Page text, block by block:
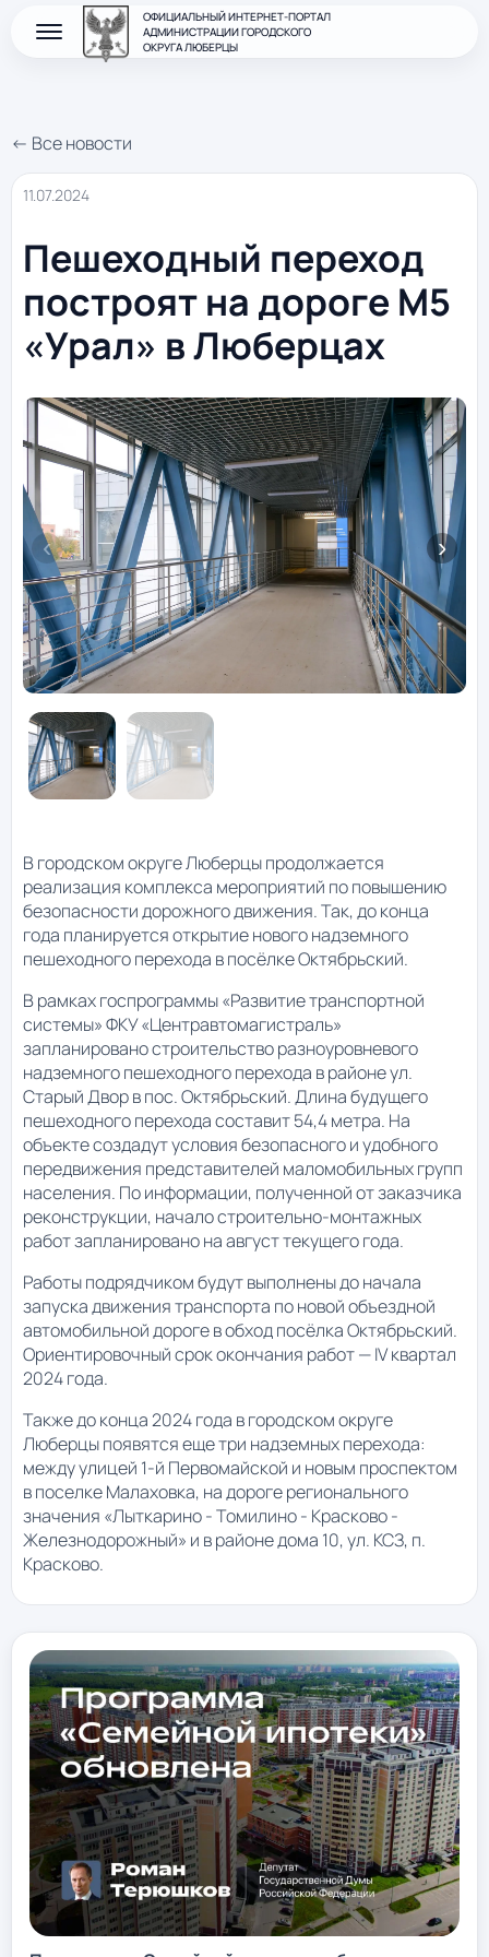
ОФИЦИАЛЬНЫЙ ИНТЕРНЕТ-ПОРТАЛ
АДМИНИСТРАЦИИ ГОРОДСКОГО
ОКРУГА ЛЮБЕРЦЫ
← Все новости
11.07.2024
Пешеходный переход
построят на дороге М5
«Урал» в Люберцах
В городском округе Люберцы продолжается
реализация комплекса мероприятий по повышению
безопасности дорожного движения. Так, до конца
года планируется открытие нового надземного
пешеходного перехода в посёлке Октябрьский.
В рамках госпрограммы «Развитие транспортной
системы» ФКУ «Центравтомагистраль»
запланировано строительство разноуровневого
надземного пешеходного перехода в районе ул.
Старый Двор в пос. Октябрьский. Длина будущего
пешеходного перехода составит 54,4 метра. На
объекте создадут условия безопасного и удобного
передвижения представителей маломобильных групп
населения. По информации, полученной от заказчика
реконструкции, начало строительно-монтажных
работ запланировано на август текущего года.
Работы подрядчиком будут выполнены до начала
запуска движения транспорта по новой объездной
автомобильной дороге в обход посёлка Октябрьский.
Ориентировочный срок окончания работ — IV квартал
2024 года.
Также до конца 2024 года в городском округе
Люберцы появятся еще три надземных перехода:
между улицей 1-й Первомайской и новым проспектом
в поселке Малаховка, на дороге регионального
значения «Лыткарино - Томилино - Красково -
Железнодорожный» и в районе дома 10, ул. КСЗ, п.
Красково.